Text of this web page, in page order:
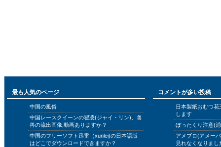
最も人気のページ
中国の風俗
中国レースクイーンの翟凌(ジャイ・リン)、兽
兽の流出画像,動画ありますか？
中国のフリーソフト迅雷（xunlei)の日本語版
はどこでダウンロードできますか？
コメントが多い投稿
日本製紙おむつ
します
ぼったくり注意(
アメブロ(アメー
見れなくなりまし